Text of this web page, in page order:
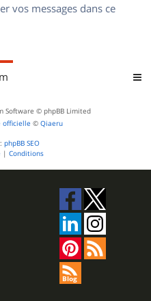
vos messages dans ce
Software © phpBB Limited
officielle © Qiaeru
phpBB SEO
| Conditions